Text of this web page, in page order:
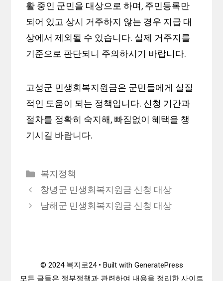
활 중인 군민을 대상으로 하며, 주민등록만
되어 있고 상시 거주하지 않는 경우 지급 대
상에서 제외될 수 있습니다. 실제 거주지를
기준으로 판단되니 주의하시기 바랍니다.
고성군 민생회복지원금은 군민들에게 실질
적인 도움이 되는 정책입니다. 신청 기간과
절차를 정확히 숙지해, 빠짐없이 혜택을 챙
기시길 바랍니다.
카
테
고
리
복지정책
창녕군 민생회복지원금 신청 대상
남해군 민생회복지원금 신청 대상
© 2024 복지로24 • Built with GeneratePress
모든 글들은 정부정책과 관련하여 내용을 정리한 사이트